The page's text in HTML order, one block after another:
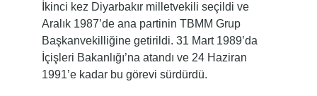
İkinci kez Diyarbakır milletvekili seçildi ve
Aralık 1987’de ana partinin TBMM Grup
Başkanvekilliğine getirildi. 31 Mart 1989’da
İçişleri Bakanlığı’na atandı ve 24 Haziran
1991’e kadar bu görevi sürdürdü.